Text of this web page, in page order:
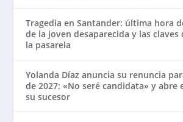
Tragedia en Santander: última hora
de la joven desaparecida y las claves
la pasarela
Yolanda Díaz anuncia su renuncia
de 2027: «No seré candidata» y abre
su sucesor